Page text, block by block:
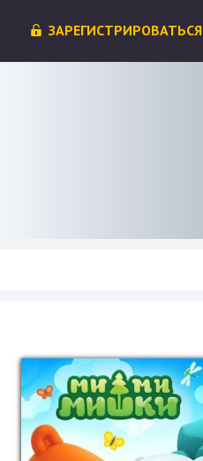
ЗАРЕГИСТРИРОВАТЬСЯ